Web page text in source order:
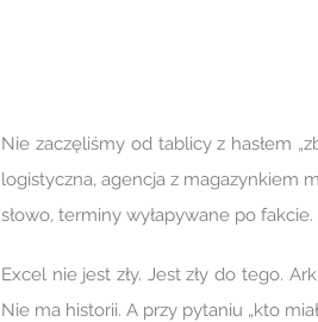
Nie zaczęliśmy od tablicy z hasłem
logistyczna, agencja z magazynkiem
słowo, terminy wyłapywane po fakcie.
Excel nie jest zły. Jest zły do tego.
Nie ma historii. A przy pytaniu „kto